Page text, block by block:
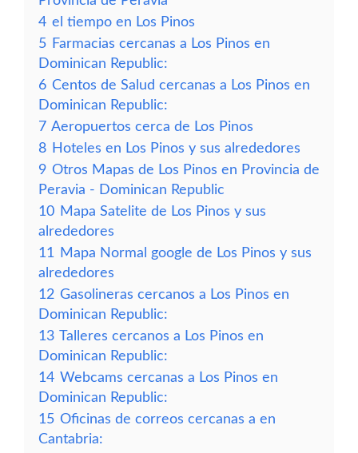
4 el tiempo en Los Pinos
5 Farmacias cercanas a Los Pinos en
Dominican Republic:
6 Centos de Salud cercanas a Los Pinos en
Dominican Republic:
7 Aeropuertos cerca de Los Pinos
8 Hoteles en Los Pinos y sus alrededores
9 Otros Mapas de Los Pinos en Provincia de
Peravia - Dominican Republic
10 Mapa Satelite de Los Pinos y sus
alrededores
11
Mapa Normal google de Los Pinos y sus
alrededores
12 Gasolineras cercanos a Los Pinos en
Dominican Republic:
13 Talleres cercanos a Los Pinos en
Dominican Republic:
14 Webcams cercanas a Los Pinos en
Dominican Republic:
15 Oficinas de correos cercanas a en
Cantabria: